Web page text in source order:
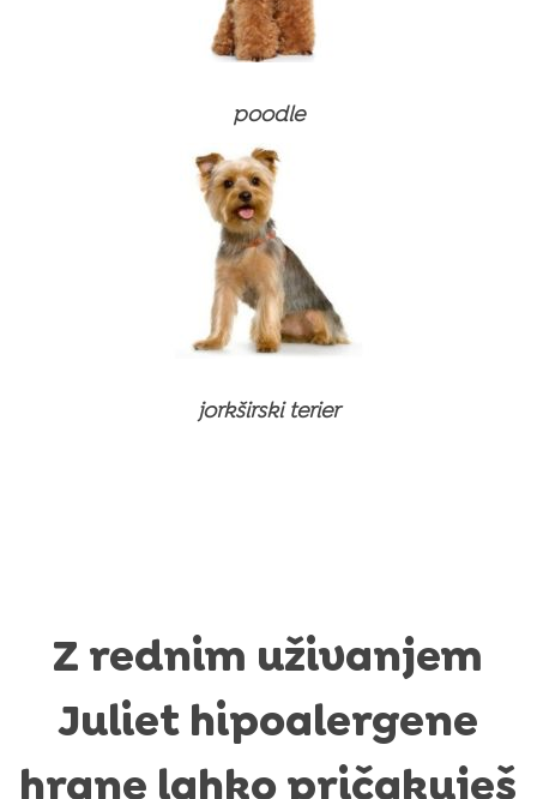
Izdelki za nego
Prehranski dodatki in vitamini
Izdelki za nego
Prehranski dodatki in vitamini
Izdelki za nego
poodle
jorkširski terier
Z rednim uživanjem
Juliet hipoalergene
hrane lahko pričakuješ